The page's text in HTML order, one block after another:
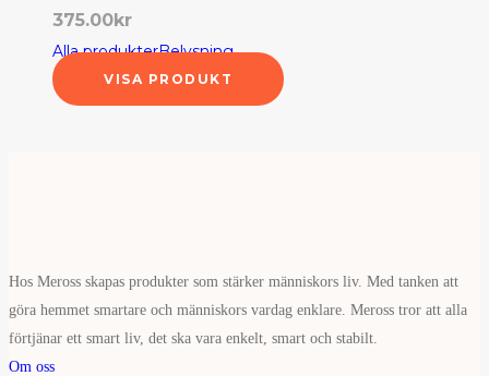
375.00kr
Alla produkterBelysning
VISA PRODUKT
Hos Meross skapas produkter som stärker människors liv. Med tanken att
göra hemmet smartare och människors vardag enklare. Meross tror att alla
förtjänar ett smart liv, det ska vara enkelt, smart och stabilt.
Om oss